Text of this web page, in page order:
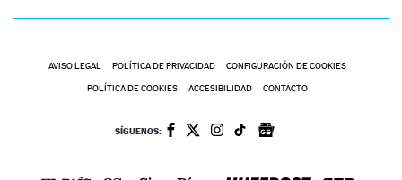
AVISO LEGAL POLÍTICA DE PRIVACIDAD CONFIGURACIÓN DE COOKIES
POLÍTICA DE COOKIES ACCESIBILIDAD CONTACTO
SÍGUENOS: